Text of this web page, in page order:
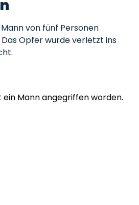
von fünf Personen
Opfer wurde verletzt ins